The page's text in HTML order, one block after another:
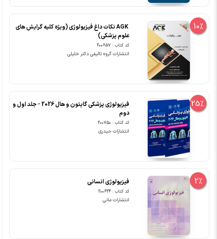
10%
‏ AGK نکات داغ فیزیولوژی (ویژه کلیه گرایش های
علوم پزشکی)
کد کتاب : 200857
انتشارات گروه تالیفی دکتر خلیلی
25%
فیزیولوژی پزشکی گایتون و هال 2026 - جلد اول و
دوم
کد کتاب : 200750
انتشارات حیدری
2% فیزیولوژی انسانی
کد کتاب : 200624
انتشارات مانی